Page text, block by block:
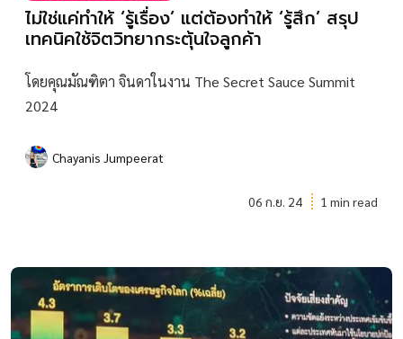
ไม่ใช่แค่ทำให้ ‘รู้เรื่อง’ แต่ต้องทำให้ ‘รู้สึก’ สรุป
เทคนิคใช้จิตวิทยากระตุ้นใจลูกค้า
โดยคุณมัณฑิตา จินดาในงาน The Secret Sauce Summit
2024
Chayanis Jumpeerat
06 ก.ย. 24 1 min read